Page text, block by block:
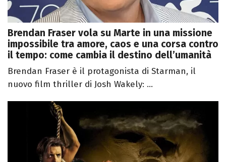
Brendan Fraser vola su Marte in una missione
impossibile tra amore, caos e una corsa contro
il tempo: come cambia il destino dell’umanità
Brendan Fraser è il protagonista di Starman, il
nuovo film thriller di Josh Wakely: ...